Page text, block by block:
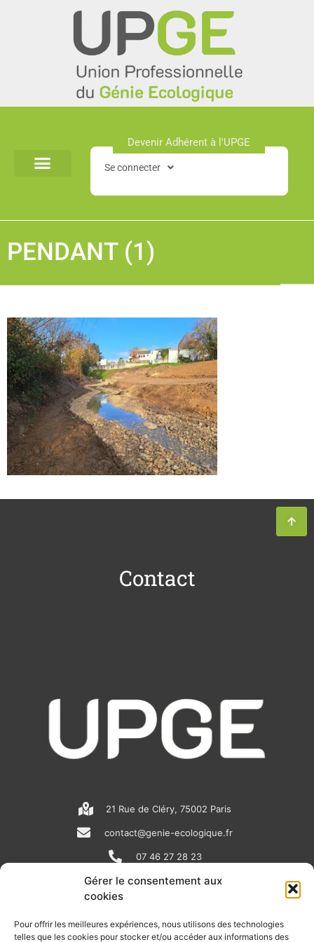
Gérer le consentement aux
cookies
Pour offrir les meilleures expériences, nous utilisons des technologies
telles que les cookies pour stocker et/ou accéder aux informations des
Devenir Adhérent à l'UPGE​
Se connecter
PENDANT (1)
Contact
21 Rue de Cléry, 75002 Paris
contact@genie-ecologique.fr
07 46 27 28 23
N
e
i
o